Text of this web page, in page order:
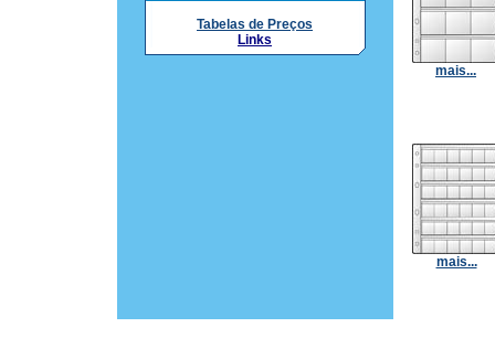
Tabelas de Preços
Links
mais...
mais...